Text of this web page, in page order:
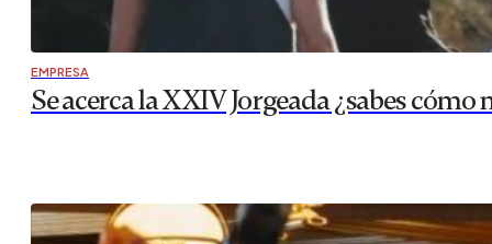
EMPRESA
Se acerca la XXIV Jorgeada ¿sabes